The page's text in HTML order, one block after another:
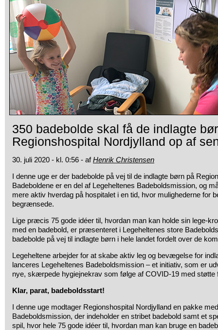
350 badebolde skal få de indlagte
Regionshospital Nordjylland op af
30. juli 2020 - kl. 0:56 - afHenrik Christensen
I denne uge er der badebolde på vej til de indlagte børn på
Badeboldene er en del af Legeheltenes Badeboldsmission, og
mere aktiv hverdag på hospitalet i en tid, hvor mulighederne for
begrænsede.
Lige præcis 75 gode idéer til, hvordan man kan holde sin lege-
med en badebold, er præsenteret i Legeheltenes store
badebolde på vej til indlagte børn i hele landet fordelt over de
Legeheltene arbejder for at skabe aktiv leg og bevægelse for
lanceres Legeheltenes Badeboldsmission – et initiativ, som er
nye, skærpede hygiejnekrav som følge af COVID-19 med støtte
Klar, parat, badeboldsstart!
I denne uge modtager Regionshospital Nordjylland en pakke
Badeboldsmission, der indeholder en stribet badebold samt et
spil, hvor hele 75 gode idéer til, hvordan man kan bruge en